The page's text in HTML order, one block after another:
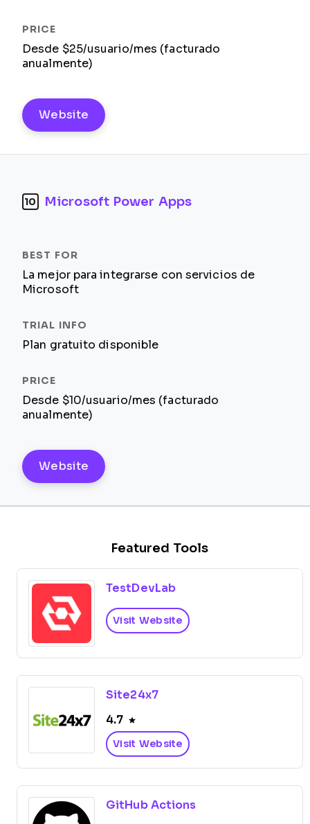
Desde $25/usuario/mes (facturado
anualmente)
Website
10 Microsoft Power Apps
La mejor para integrarse con servicios de
Microsoft
Plan gratuito disponible
Desde $10/usuario/mes (facturado
anualmente)
Website
Featured Tools
TestDevLab
Visit Website
Site24x7
4.7
Visit Website
GitHub Actions